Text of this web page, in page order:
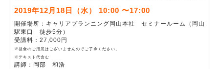
す。相手の気持ちや立場を考えた、行き違いのないコミュニケーシ
ョンを目指します。
2019年12月18日（水） 10:00 〜17:00
開催場所：キャリアプランニング岡山本社 セミナールーム（岡山
駅東口 徒歩5分）
受講料：27,000円
※昼食のご用意はございませんのでご了承ください。
※テキスト代含む
講師：岡部 和浩